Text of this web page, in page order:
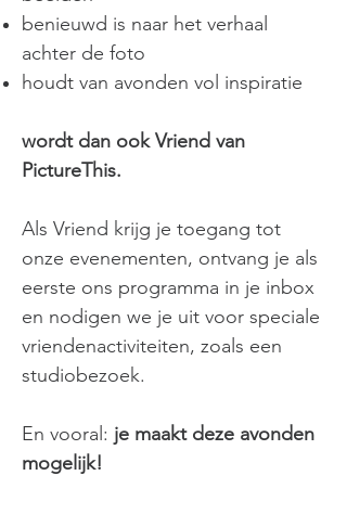
benieuwd is naar het verhaal
achter de foto
houdt van avonden vol inspiratie
wordt dan ook Vriend van
PictureThis.
Als Vriend krijg je toegang tot
onze evenementen, ontvang je als
eerste ons programma in je inbox
en nodigen we je uit voor speciale
vriendenactiviteiten, zoals een
studiobezoek.
En vooral: je maakt deze avonden
mogelijk!